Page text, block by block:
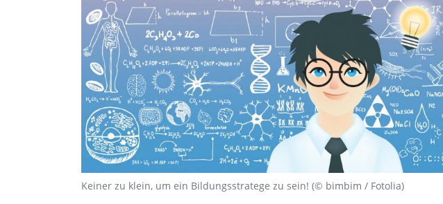
Keiner zu klein, um ein Bildungsstratege zu sein! (© bimbim / Fotolia)